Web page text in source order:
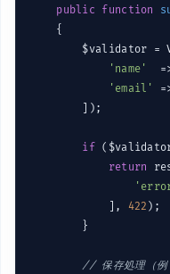
public function
{
$validator =
'name'
'email'
        ]);
if
return
            ],
422 );
        }
// 保存処理（例